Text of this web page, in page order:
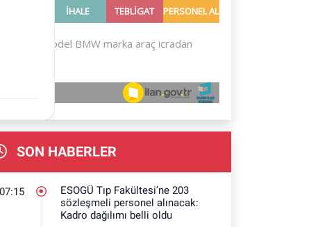
SON HABERLER
ESOGÜ Tıp Fakültesi’ne 203
sözleşmeli personel alınacak:
Kadro dağılımı belli oldu